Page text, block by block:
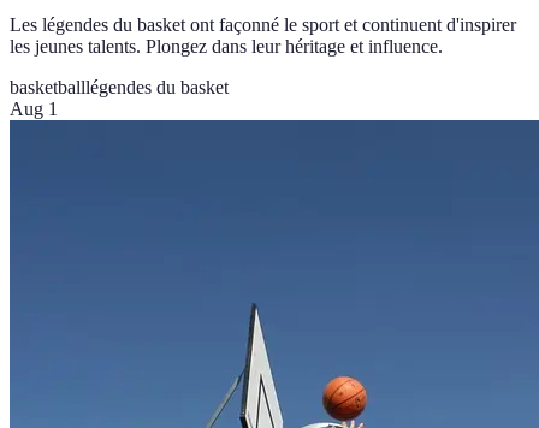
Les légendes du basket ont façonné le sport et continuent d'inspirer
les jeunes talents. Plongez dans leur héritage et influence.
basketballlégendes du basket
Aug 1